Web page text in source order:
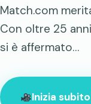
Match.com
Con oltre 25
si è affermato…
Inizia